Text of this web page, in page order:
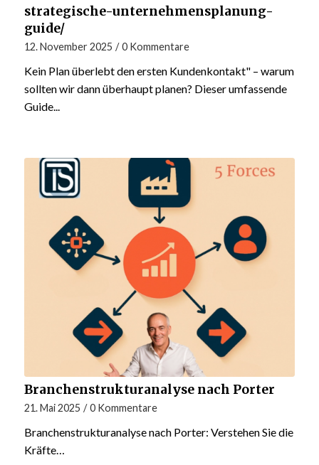
strategische-unternehmensplanung-
guide/
12. November 2025 / 0 Kommentare
Kein Plan überlebt den ersten Kundenkontakt" – warum
sollten wir dann überhaupt planen? Dieser umfassende
Guide...
Branchenstrukturanalyse nach Porter
21. Mai 2025 / 0 Kommentare
Branchenstrukturanalyse nach Porter: Verstehen Sie die
Kräfte…